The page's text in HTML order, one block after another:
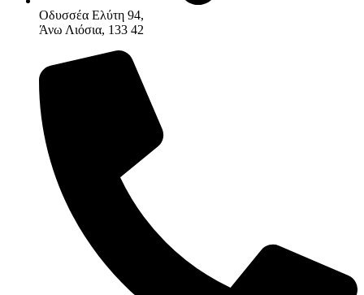
Οδυσσέα Ελύτη 94,
Άνω Λιόσια, 133 42